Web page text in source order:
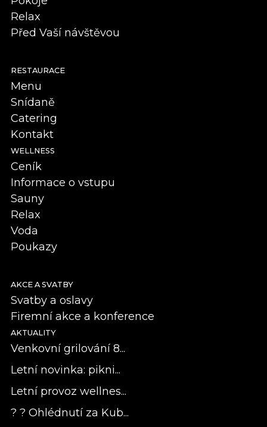
Relax
Před Vaší návštěvou
RESTAURACE
Menu
Snídaně
Catering
Kontakt
WELLNESS
Ceník
Informace o vstupu
Sauny
Relax
Voda
Poukazy
AKCE A SVATBY
Svatby a oslavy
Firemní akce a konference
AKTUALITY
Venkovní grilování 8...
Letní novinka: pikni...
Letní provoz wellnes...
? ? Ohlédnutí za Kub...